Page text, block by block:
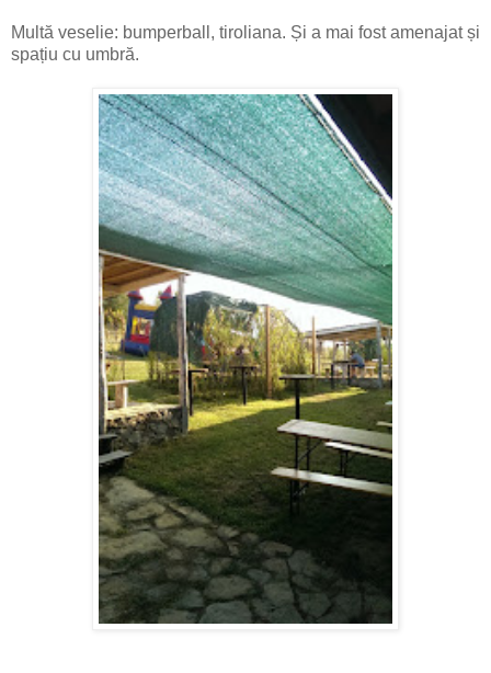
Multă veselie: bumperball, tiroliana. Și a mai fost amenajat și
spațiu cu umbră.